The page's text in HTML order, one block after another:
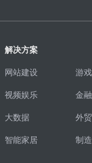
解决方案
网站建设 游
视频娱乐 金
大数据 外
智能家居 制